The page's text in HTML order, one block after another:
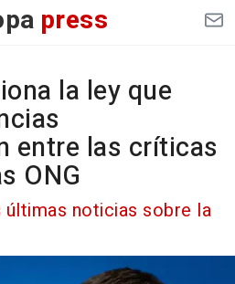
press
la ley que
entre las críticas
ONG
noticias sobre la